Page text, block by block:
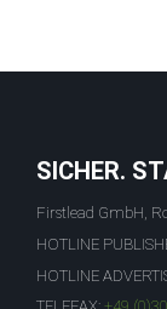
SICHER.
Firstlead GmbH,
HOTLINE
HOTLINE